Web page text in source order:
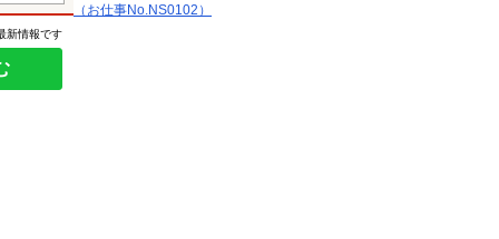
新情報です
（お仕事No.NS0102）